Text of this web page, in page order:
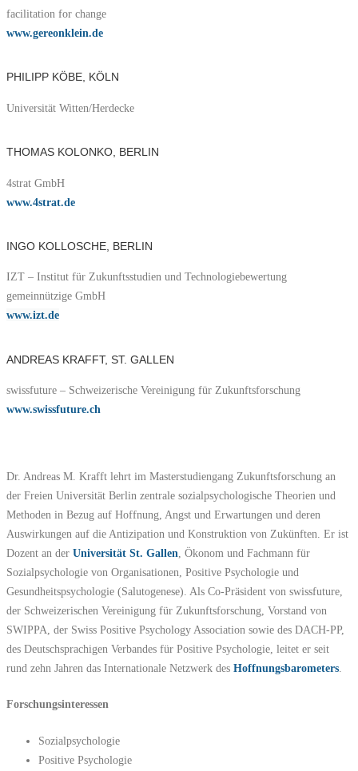
facilitation for change
www.gereonklein.de
PHILIPP KÖBE, KÖLN
Universität Witten/Herdecke
THOMAS KOLONKO, BERLIN
4strat GmbH
www.4strat.de
INGO KOLLOSCHE, BERLIN
IZT – Institut für Zukunftsstudien und Technologiebewertung
gemeinnützige GmbH
www.izt.de
ANDREAS KRAFFT, ST. GALLEN
swissfuture – Schweizerische Vereinigung für Zukunftsforschung
www.swissfuture.ch
Dr. Andreas M. Krafft lehrt im Masterstudiengang Zukunftsforschung an
der Freien Universität Berlin zentrale sozialpsychologische Theorien und
Methoden in Bezug auf Hoffnung, Angst und Erwartungen und deren
Auswirkungen auf die Antizipation und Konstruktion von Zukünften. Er ist
Dozent an der Universität St. Gallen , Ökonom und Fachmann für
Sozialpsychologie von Organisationen, Positive Psychologie und
Gesundheitspsychologie (Salutogenese). Als Co-Präsident von swissfuture,
der Schweizerischen Vereinigung für Zukunftsforschung, Vorstand von
SWIPPA, der Swiss Positive Psychology Association sowie des DACH-PP,
des Deutschsprachigen Verbandes für Positive Psychologie, leitet er seit
rund zehn Jahren das Internationale Netzwerk des Hoffnungsbarometers
Forschungsinteressen
Sozialpsychologie
Positive Psychologie